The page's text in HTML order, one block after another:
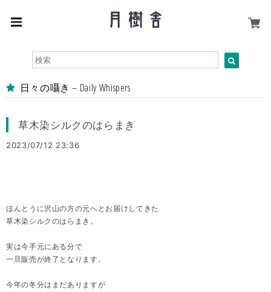
日々の囁き – Daily Whispers
草木染シルクのはらまき
2023/07/12 23:36
ほんとうに沢山の方の元へとお届けしてきた
草木染シルクのはらまき。
実は今手元にある分で
一旦販売が終了となります。
今年の冬分はまだありますが